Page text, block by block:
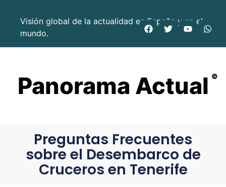
Visión global de la actualidad en España y en el
mundo.
Panorama Actual ©
Preguntas Frecuentes
sobre el Desembarco de
Cruceros en Tenerife